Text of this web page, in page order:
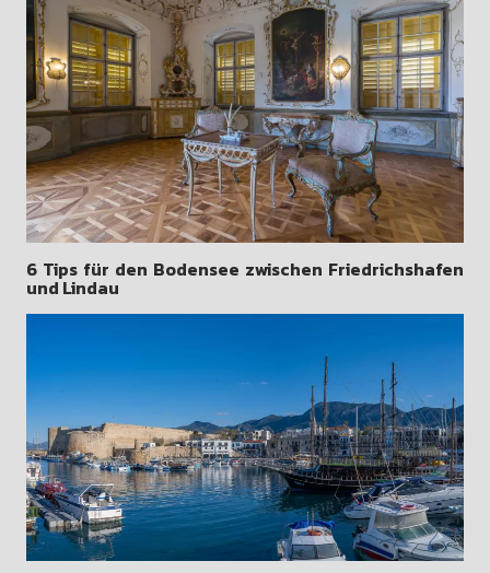
6 Tips für den Bodensee zwischen Friedrichshafen
und Lindau